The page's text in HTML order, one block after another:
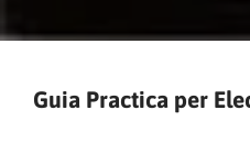
Guia Practica per